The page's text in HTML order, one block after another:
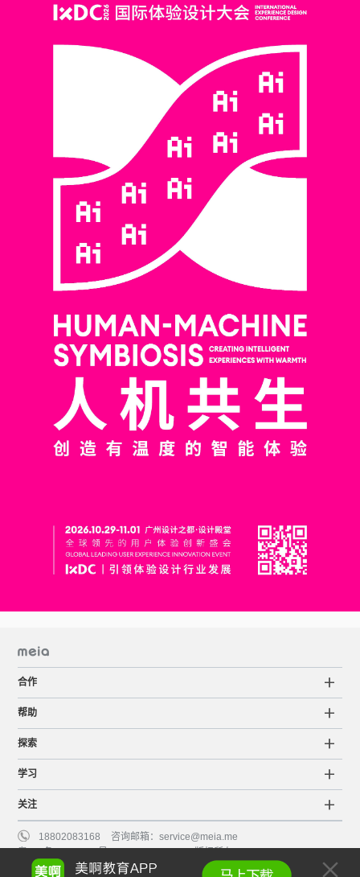
合作
帮助
探索
学习
关注
18802083168 咨询邮箱：service@meia.me
粤ICP备15063798号©2015-2022 Meia版权所有
服务条款
知识产权